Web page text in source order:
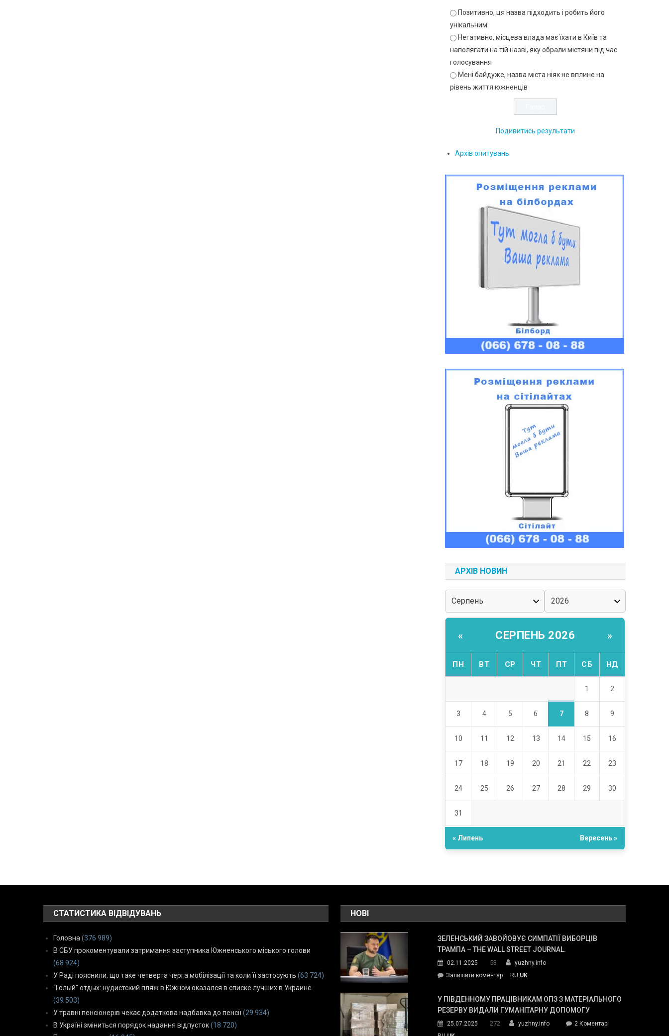
Позитивно, ця назва підходить і робить його
унікальним
Негативно, місцева влада має їхати в Київ та
наполягати на тій назві, яку обрали містяни під час
голосування
Мені байдуже, назва міста ніяк не вплине на
рівень життя южненців
Подивитись результати
Архів опитувань
АРХІВ НОВИН
« СЕРПЕНЬ 2026 »
ПН ВТ СР ЧТ ПТ СБ НД
1 2
3 4 5 6 7 8 9
10 11 12 13 14 15 16
17 18 19 20 21 22 23
24 25 26 27 28 29 30
31
« Липень Вересень »
СТАТИСТИКА ВІДВІДУВАНЬ
Головна (376 989)
В СБУ прокоментували затримання заступника Южненського міського голови
(68 924)
У Раді пояснили, що таке четверта черга мобілізації та коли її застосують (63 724)
“Голый” отдых: нудистский пляж в Южном оказался в списке лучших в Украине
(39 503)
У травні пенсіонерів чекає додаткова надбавка до пенсії (29 934)
В Україні зміниться порядок надання відпусток (18 720)
НОВІ
ЗЕЛЕНСЬКИЙ ЗАВОЙОВУЄ СИМПАТІЇ ВИБОРЦІВ
ТРАМПА – THE WALL STREET JOURNAL.
02.11.2025 53
yuzhny.info
Залишити коментарon
завойовує
симпатії
Трампа
RU UK
У ПІВДЕННОМУ ПРАЦІВНИКАМ ОПЗ З МАТЕРІАЛЬНОГО
РЕЗЕРВУ ВИДАЛИ ГУМАНІТАРНУ ДОПОМОГУ
25.07.2025 272 yuzhny.info 2 Коментарідо